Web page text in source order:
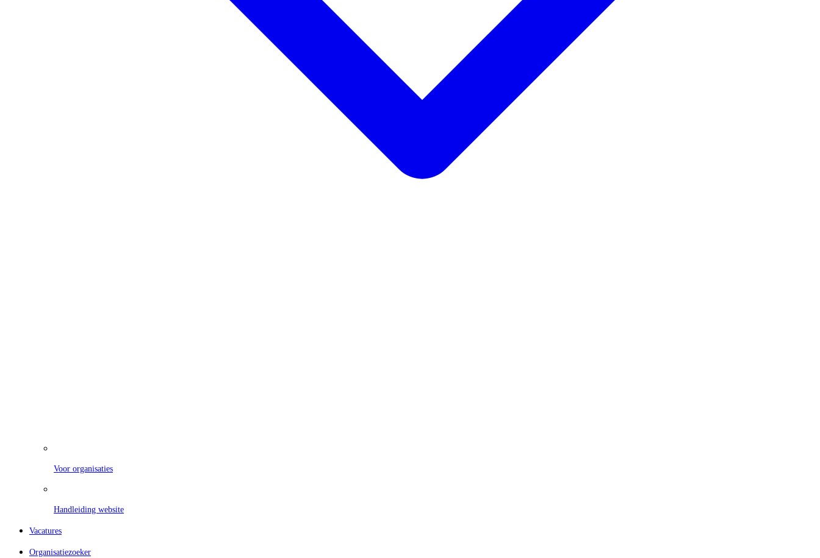
Voor organisaties
Handleiding website
Vacatures
Organisatiezoeker